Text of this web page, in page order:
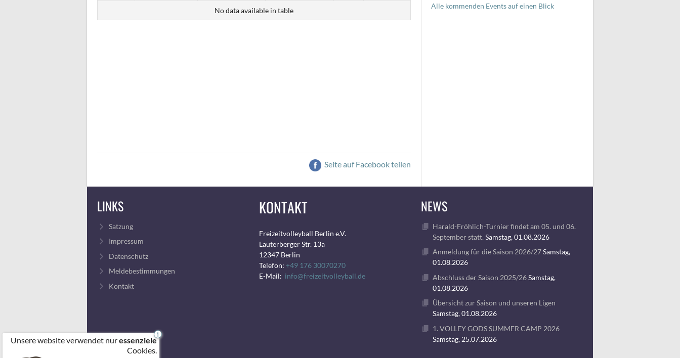
No data available in table
Seite auf Facebook teilen
Alle kommenden Events auf einen Blick
LINKS
Satzung
Impressum
Datenschutz
Meldebestimmungen
Kontakt
KONTAKT
Freizeitvolleyball Berlin e.V.
Lauterberger Str. 13a
12347 Berlin
Telefon: +49 176 30070270
E-Mail: info@freizeitvolleyball.de
NEWS
Harald-Fröhlich-Turnier findet am 05. und 06.
September statt. Samstag, 01.08.2026
Anmeldung für die Saison 2026/27Samstag,
01.08.2026
Abschluss der Saison 2025/26Samstag,
01.08.2026
Übersicht zur Saison und unseren Ligen
Samstag, 01.08.2026
1. VOLLEY GODS SUMMER CAMP 2026
Samstag, 25.07.2026
Unsere website verwendet nuressenziele
Cookies.
i